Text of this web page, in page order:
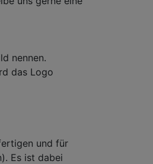
nennen.
das Logo
und für
Es ist dabei